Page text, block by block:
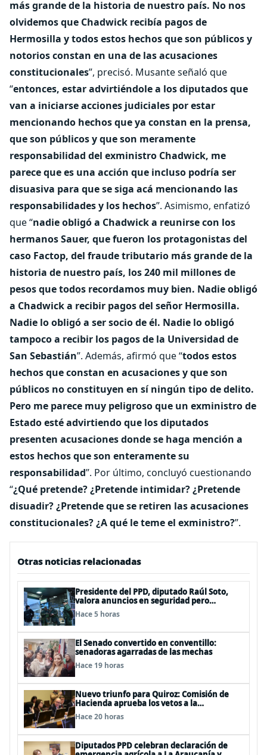
más grande de la historia de nuestro país. No nos
olvidemos que Chadwick recibía pagos de
Hermosilla y todos estos hechos que son públicos y
notorios constan en una de las acusaciones
constitucionales”, precisó. Musante señaló que
“entonces, estar advirtiéndole a los diputados que
van a iniciarse acciones judiciales por estar
mencionando hechos que ya constan en la prensa,
que son públicos y que son meramente
responsabilidad del exministro Chadwick, me
parece que es una acción que incluso podría ser
disuasiva para que se siga acá mencionando las
responsabilidades y los hechos”. Asimismo, enfatizó
que “nadie obligó a Chadwick a reunirse con los
hermanos Sauer, que fueron los protagonistas del
caso Factop, del fraude tributario más grande de la
historia de nuestro país, los 240 mil millones de
pesos que todos recordamos muy bien. Nadie obligó
a Chadwick a recibir pagos del señor Hermosilla.
Nadie lo obligó a ser socio de él. Nadie lo obligó
tampoco a recibir los pagos de la Universidad de
San Sebastián”. Además, afirmó que “todos estos
hechos que constan en acusaciones y que son
públicos no constituyen en sí ningún tipo de delito.
Pero me parece muy peligroso que un exministro de
Estado esté advirtiendo que los diputados
presenten acusaciones donde se haga mención a
estos hechos que son enteramente su
responsabilidad”. Por último, concluyó cuestionando
“¿Qué pretende? ¿Pretende intimidar? ¿Pretende
disuadir? ¿Pretende que se retiren las acusaciones
constitucionales? ¿A qué le teme el exministro?”.
Otras noticias relacionadas
Presidente del PPD, diputado Raúl Soto,
valora anuncios en seguridad pero
advierte ausencia clave: alzamiento del
secreto bancario
Hace 5 horas
El Senado convertido en conventillo:
senadoras agarradas de las mechas
Hace 19 horas
Nuevo triunfo para Quiroz: Comisión de
Hacienda aprueba los vetos a la
Megarreforma
Hace 20 horas
Diputados PPD celebran declaración de